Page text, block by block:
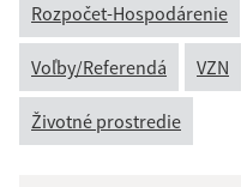
Rozpočet-Hospodárenie
Voľby/Referendá VZN
Životné prostredie